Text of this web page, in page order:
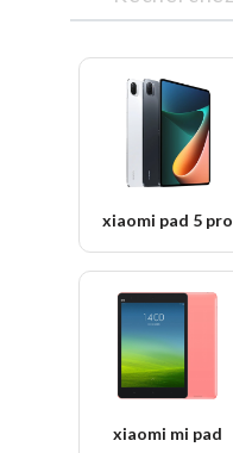
xiaomi pad 5 pro
xiaomi mi pad